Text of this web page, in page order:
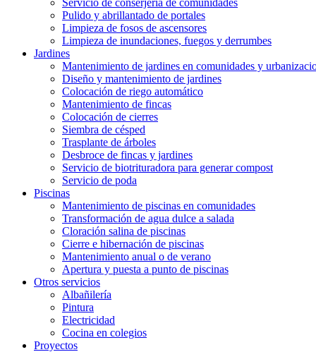
Servicio de conserjería de comunidades
Pulido y abrillantado de portales
Limpieza de fosos de ascensores
Limpieza de inundaciones, fuegos y derrumbes
Jardines
Mantenimiento de jardines en comunidades y
Diseño y mantenimiento de jardines
Colocación de riego automático
Mantenimiento de fincas
Colocación de cierres
Siembra de césped
Trasplante de árboles
Desbroce de fincas y jardines
Servicio de biotrituradora para generar compost
Servicio de poda
Piscinas
Mantenimiento de piscinas en comunidades
Transformación de agua dulce a salada
Cloración salina de piscinas
Cierre e hibernación de piscinas
Mantenimiento anual o de verano
Apertura y puesta a punto de piscinas
Otros servicios
Albañilería
Pintura
Electricidad
Cocina en colegios
Proyectos